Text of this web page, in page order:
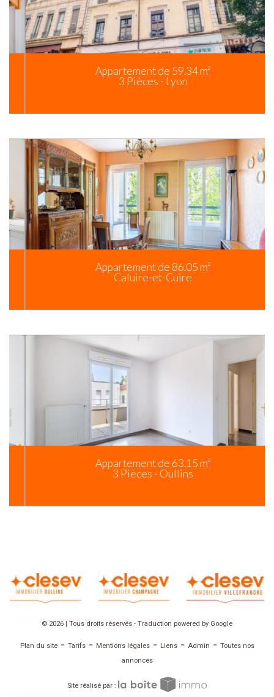
Appartement de 59.34 m²
3 Pièces - Lyon
Appartement de 86.05 m²
Caluire-et-Cuire
Appartement de 63.15 m²
3 Pièces - Oullins
© 2026 | Tous droits réservés - Traduction powered by Google
Plan du site- Tarifs- Mentions légales- Liens- Admin - Toutes nos
annonces
Site réalisé par :